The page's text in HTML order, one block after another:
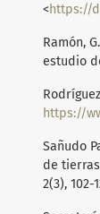
<https://
Ramón,
estudio
https://
Sañudo
de
2(3),